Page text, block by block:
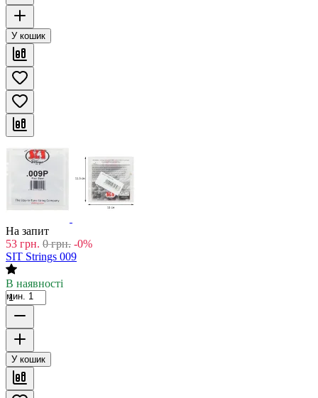
У кошик
На запит
53 грн. 0 грн. -0%
SIT Strings 009
В наявності
мин. 1
У кошик